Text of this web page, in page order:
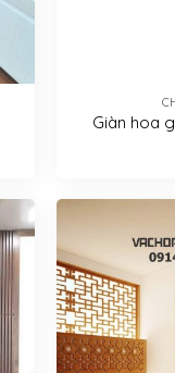
Giàn hoa